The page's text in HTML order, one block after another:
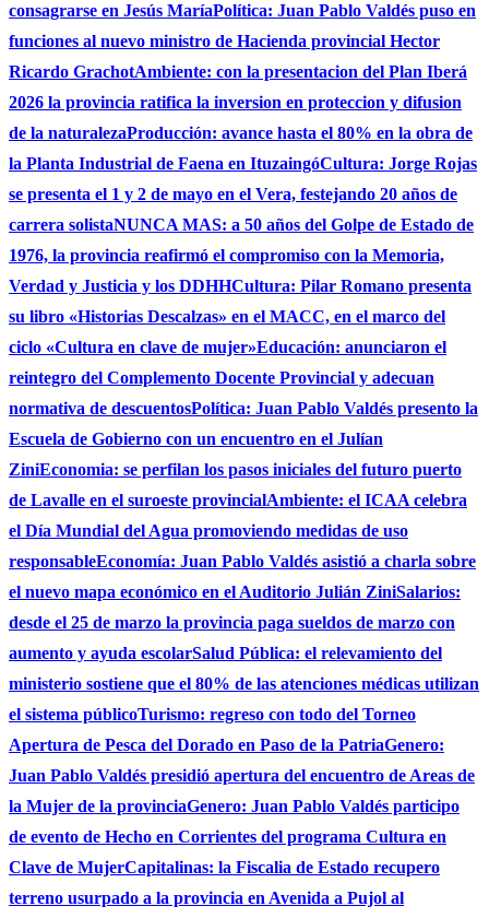
consagrarse en Jesús MaríaPolítica: Juan Pablo Valdés puso en
funciones al nuevo ministro de Hacienda provincial Hector
Ricardo GrachotAmbiente: con la presentacion del Plan Iberá
2026 la provincia ratifica la inversion en proteccion y difusion
de la naturalezaProducción: avance hasta el 80% en la obra de
la Planta Industrial de Faena en ItuzaingóCultura: Jorge Rojas
se presenta el 1 y 2 de mayo en el Vera, festejando 20 años de
carrera solistaNUNCA MAS: a 50 años del Golpe de Estado de
1976, la provincia reafirmó el compromiso con la Memoria,
Verdad y Justicia y los DDHHCultura: Pilar Romano presenta
su libro «Historias Descalzas» en el MACC, en el marco del
ciclo «Cultura en clave de mujer»Educación: anunciaron el
reintegro del Complemento Docente Provincial y adecuan
normativa de descuentosPolítica: Juan Pablo Valdés presento la
Escuela de Gobierno con un encuentro en el Julían
ZiniEconomia: se perfilan los pasos iniciales del futuro puerto
de Lavalle en el suroeste provincialAmbiente: el ICAA celebra
el Día Mundial del Agua promoviendo medidas de uso
responsableEconomía: Juan Pablo Valdés asistió a charla sobre
el nuevo mapa económico en el Auditorio Julián ZiniSalarios:
desde el 25 de marzo la provincia paga sueldos de marzo con
aumento y ayuda escolarSalud Pública: el relevamiento del
ministerio sostiene que el 80% de las atenciones médicas utilizan
el sistema públicoTurismo: regreso con todo del Torneo
Apertura de Pesca del Dorado en Paso de la PatriaGenero:
Juan Pablo Valdés presidió apertura del encuentro de Areas de
la Mujer de la provinciaGenero: Juan Pablo Valdés participo
de evento de Hecho en Corrientes del programa Cultura en
Clave de MujerCapitalinas: la Fiscalia de Estado recupero
terreno usurpado a la provincia en Avenida a Pujol al